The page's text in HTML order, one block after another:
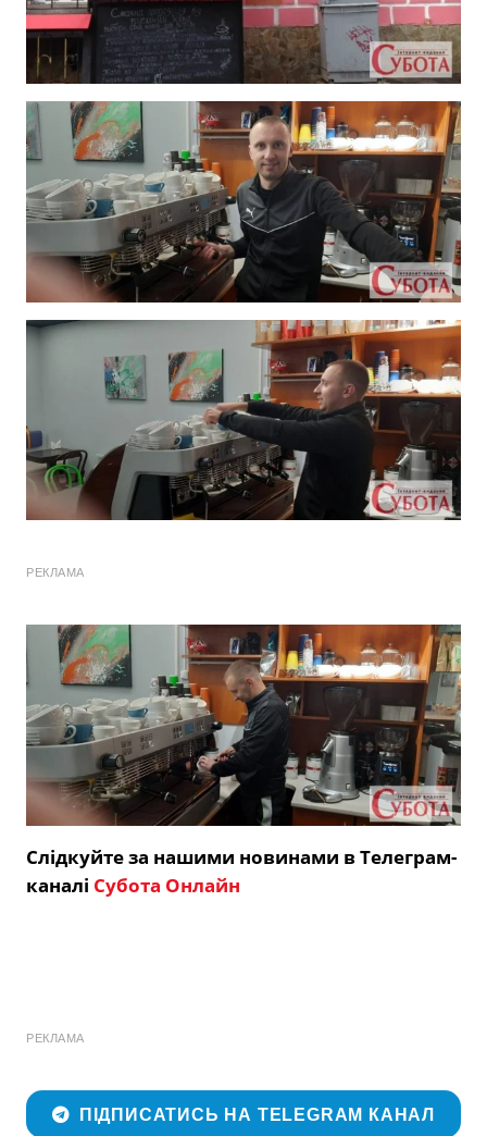
РЕКЛАМА
Слідкуйте за нашими новинами в Телеграм-
каналі Субота Онлайн
РЕКЛАМА
ПІДПИСАТИСЬ НА TELEGRAM КАНАЛ